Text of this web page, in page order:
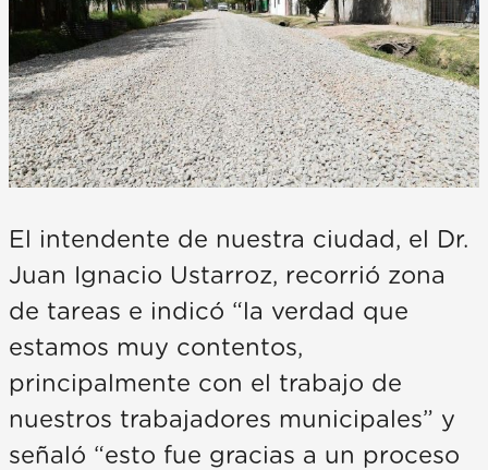
El intendente de nuestra ciudad, el Dr.
Juan Ignacio Ustarroz, recorrió zona
de tareas e indicó “la verdad que
estamos muy contentos,
principalmente con el trabajo de
nuestros trabajadores municipales” y
señaló “esto fue gracias a un proceso